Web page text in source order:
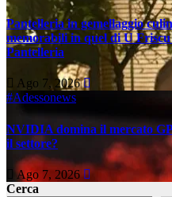
Pantelleria in gemellaggio
memorabili in quel di U
Pantelleria
Ago 7, 2026
#Adessonews
NVIDIA domina il mercato
il settore?
Ago 7, 2026
Cerca